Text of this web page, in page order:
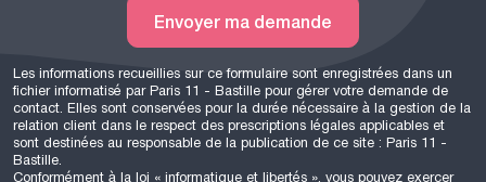
Envoyer ma demande
Les informations recueillies sur ce formulaire sont enregistrées dans un
fichier informatisé par Paris 11 - Bastille pour gérer votre demande de
contact. Elles sont conservées pour la durée nécessaire à la gestion de la
relation client dans le respect des prescriptions légales applicables et
sont destinées au responsable de la publication de ce site : Paris 11 -
Bastille.